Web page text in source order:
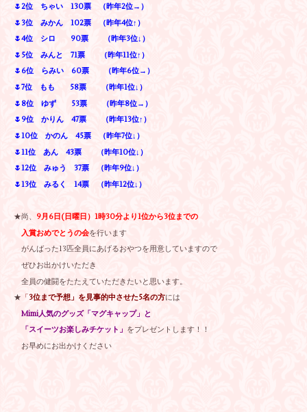
🌷2位 ちゃい 130票 （昨年2位→）
🌷3位 みかん 102票 （昨年4位↑）
🌷4位 シロ 90票 （昨年3位↓）
🌷5位 みんと 71票 （昨年11位↑）
🌷6位 らみい 60票 （昨年6位→）
🌷7位 もも 58票 （昨年1位↓）
🌷8位 ゆず 53票 （昨年8位→）
🌷9位 かりん 47票 （昨年13位↑）
🌷10位 かのん 45票 （昨年7位↓）
🌷11位 あん 43票 （昨年10位↓）
🌷12位 みゅう 37票 （昨年9位↓）
🌷13位 みるく 14票 （昨年12位↓）
★尚、 9月6日(日曜日）1時30分より1位から3位までの
入賞おめでとうの会を行います
がんばった13匹全員にあげるおやつを用意していますので
ぜひお出かけいただき
全員の健闘をたたえていただきたいと思います。
★ 「3位まで予想」を見事的中させた5名の方には
Mimi人気のグッズ「マグキャップ」と
「スイーツお楽しみチケット」 をプレゼントします！！
お早めにお出かけください